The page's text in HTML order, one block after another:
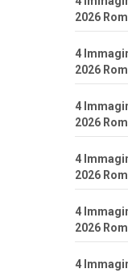
2026
4
2026
4
2026
4
2026
4
2026
4